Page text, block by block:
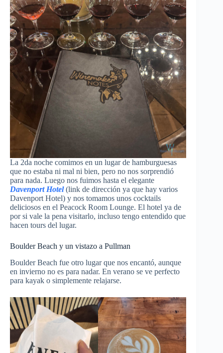
La 2da noche comimos en un lugar de hamburguesas
que no estaba ni mal ni bien, pero no nos sorprendió
para nada. Luego nos fuimos hasta el elegante
Davenport Hotel(link de dirección ya que hay varios
Davenport Hotel) y nos tomamos unos cocktails
deliciosos en el Peacock Room Lounge. El hotel ya de
por si vale la pena visitarlo, incluso tengo entendido que
hacen tours del lugar.
Boulder Beach y un vistazo a Pullman
Boulder Beach fue otro lugar que nos encantó, aunque
en invierno no es para nadar. En verano se ve perfecto
para kayak o simplemente relajarse.